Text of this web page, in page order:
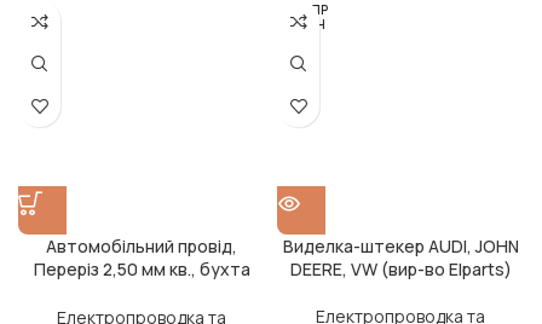
Автомобільний провід,
Переріз 2,50 мм кв., бухта
Електропроводка та
РОЗПР
ОДАН
Виделка-штекер AUDI, JOHN
DEERE, VW (вир-во Elparts)
Електропроводка та